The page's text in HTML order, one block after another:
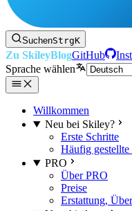
SuchenStrgK
Zu SkileyBlogGitHub
Sprache wählen
Willkommen
Neu bei Skiley?
Erste Schritte
Häufig gestellte
PRO
Über PRO
Preise
Erstattung,